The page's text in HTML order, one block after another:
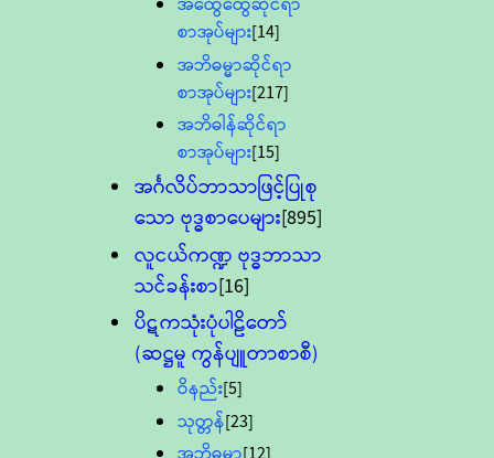
စာအုပ်များ[14]
အဘိဓမ္မာဆိုင်ရာ
စာအုပ်များ[217]
အဘိဓါန်ဆိုင်ရာ
စာအုပ်များ[15]
အင်္ဂလိပ်ဘာသာဖြင့်ပြုစု
သော ဗုဒ္ဓစာပေများ[895]
လူငယ်ကဏ္ဍ ဗုဒ္ဓဘာသာ
သင်ခန်းစာ[16]
ပိဋကသုံးပုံပါဠိတော်
(ဆဋ္ဌမူ ကွန်ပျူတာစာစီ)
ဝိနည်း[5]
သုတ္တန်[23]